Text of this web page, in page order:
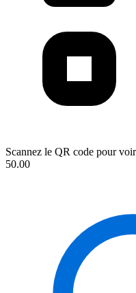
Scannez le QR code pour
50.00